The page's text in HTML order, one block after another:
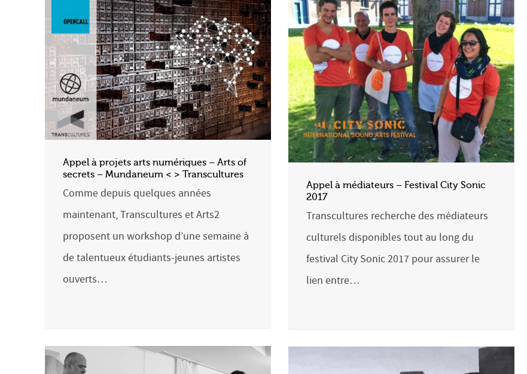
Appel à projets arts numériques – Arts of
secrets – Mundaneum < > Transcultures
Comme depuis quelques années
maintenant, Transcultures et Arts2
proposent un workshop d’une semaine à
de talentueux étudiants-jeunes artistes
ouverts…
Appel à médiateurs – Festival City Sonic
2017
Transcultures recherche des médiateurs
culturels disponibles tout au long du
festival City Sonic 2017 pour assurer le
lien entre…